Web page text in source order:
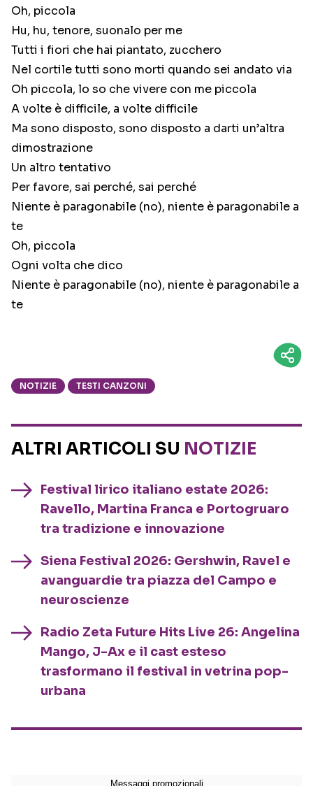
Oh, piccola
Hu, hu, tenore, suonalo per me
Tutti i fiori che hai piantato, zucchero
Nel cortile tutti sono morti quando sei andato via
Oh piccola, lo so che vivere con me piccola
A volte è difficile, a volte difficile
Ma sono disposto, sono disposto a darti un’altra
dimostrazione
Un altro tentativo
Per favore, sai perché, sai perché
Niente è paragonabile (no), niente è paragonabile a
te
Oh, piccola
Ogni volta che dico
Niente è paragonabile (no), niente è paragonabile a
te
NOTIZIE TESTI CANZONI
ALTRI ARTICOLI SU NOTIZIE
Festival lirico italiano estate 2026:
Ravello, Martina Franca e Portogruaro
tra tradizione e innovazione
Siena Festival 2026: Gershwin, Ravel e
avanguardie tra piazza del Campo e
neuroscienze
Radio Zeta Future Hits Live 26: Angelina
Mango, J-Ax e il cast esteso
trasformano il festival in vetrina pop-
urbana